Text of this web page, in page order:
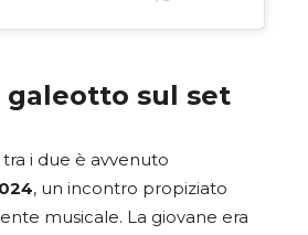
galeotto sul set
i due è avvenuto
, un incontro propiziato
musicale. La giovane era